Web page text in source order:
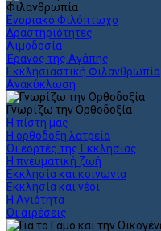
Φιλανθρωπία
Ενοριακό Φιλόπτωχο
Δραστηριότητες
Αιμοδοσία
Έρανος της Αγάπης
Εκκλησιαστική Φιλανθρωπία
Ανακύκλωση
Γνωρίζω την Ορθοδοξία
Η πίστη μας
Η ορθόδοξη λατρεία
Οι εορτές της Εκκλησίας
Η πνευματική ζωή
Εκκλησία και κοινωνία
Εκκλησία και νέοι
Η Αγιότητα
Οι αιρέσεις